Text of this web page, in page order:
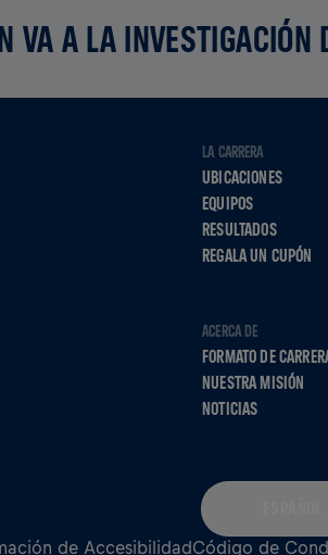
A LA INVESTIGACIÓN
LA CARRERA
UBICACIONES
EQUIPOS
RESULTADOS
REGALA UN CUPÓN
ACERCA DE
FORMATO DE
NUESTRA MISIÓN
NOTICIAS
de AccesibilidadCódigo de